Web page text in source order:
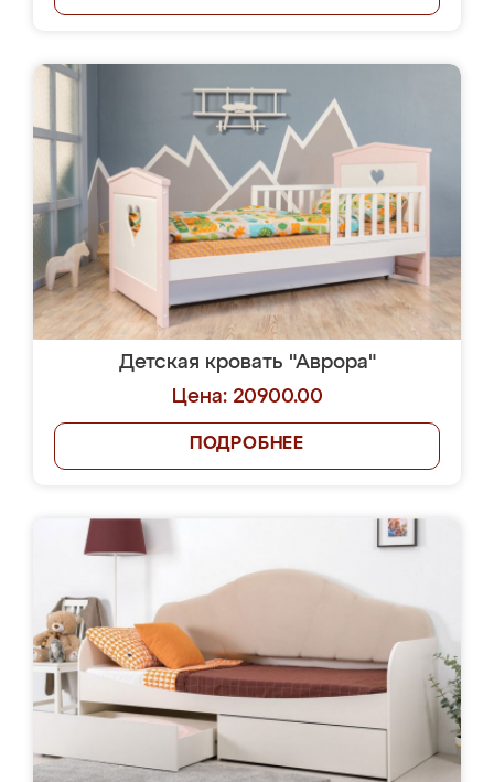
Детская кровать "Аврора"
Цена: 20900.00
ПОДРОБНЕЕ